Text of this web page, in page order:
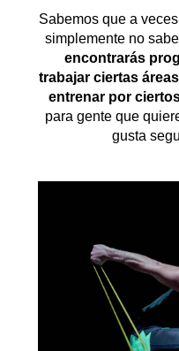
Sabemos que a
simplemente no
encontrarás
trabajar ciertas
entrenar por
para gente que
gusta